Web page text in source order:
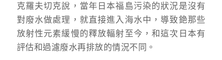
克羅夫切克說，當年日本福島污染的狀況是沒有
對廢水做處理，就直接進入海水中，導致銫那些
放射性元素緩慢的釋放輻射至今，和這次日本有
評估和過濾廢水再排放的情況不同。